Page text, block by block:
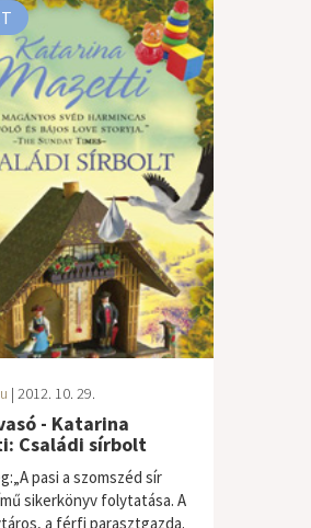
| 2012. 10. 29.
- Katarina
Családi sírbolt
pasi a szomszéd sír
sikerkönyv folytatása. A
a férfi parasztgazda.